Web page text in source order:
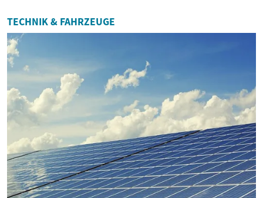
TECHNIK & FAHRZEUGE